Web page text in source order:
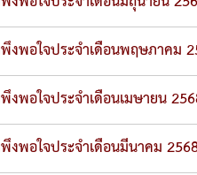
ดจ้าง
สดุ
งพอใจประจำเดือนพฤษภาคม
พอใจประจำเดือนเมษายน
งพอใจประจำเดือนมีนาคม